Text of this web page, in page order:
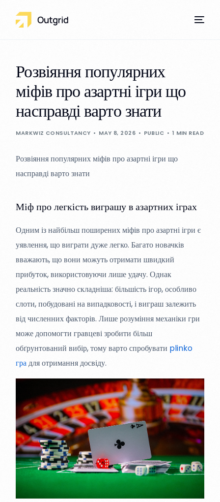
Розвіяння популярних
міфів про азартні ігри що
насправді варто знати
MARKWIZ CONSULTANCY MAY 8, 2026 PUBLIC 1 MIN READ
Розвіяння популярних міфів про азартні ігри що
насправді варто знати
Міф про легкість виграшу в азартних іграх
Одним із найбільш поширених міфів про азартні ігри є
уявлення, що виграти дуже легко. Багато новачків
вважають, що вони можуть отримати швидкий
прибуток, використовуючи лише удачу. Однак
реальність значно складніша: більшість ігор, особливо
слоти, побудовані на випадковості, і виграш залежить
від численних факторів. Лише розуміння механіки гри
може допомогти гравцеві зробити більш
обґрунтований вибір, тому варто спробувати plinko
градля отримання досвіду.
Our Services